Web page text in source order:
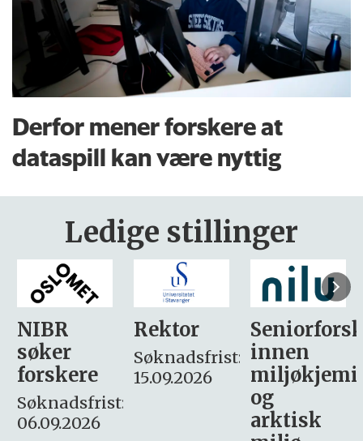
Derfor mener forskere at
dataspill kan være nyttig
Ledige stillinger
Rektor
Søknadsfrist:
15.09.2026
Seniorforsker
innen
miljøkjemi
søker
– fast
Søknadsfrist: